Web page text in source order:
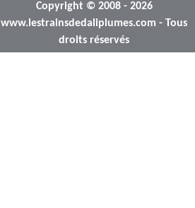
Copyright © 2008 - 2026
www.lestrainsdedaliplumes.com - Tous
droits réservés